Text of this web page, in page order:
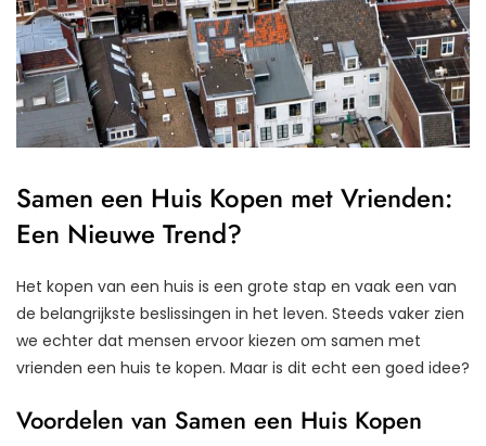
Samen een Huis Kopen met Vrienden:
Een Nieuwe Trend?
Het kopen van een huis is een grote stap en vaak een van
de belangrijkste beslissingen in het leven. Steeds vaker zien
we echter dat mensen ervoor kiezen om samen met
vrienden een huis te kopen. Maar is dit echt een goed idee?
Voordelen van Samen een Huis Kopen